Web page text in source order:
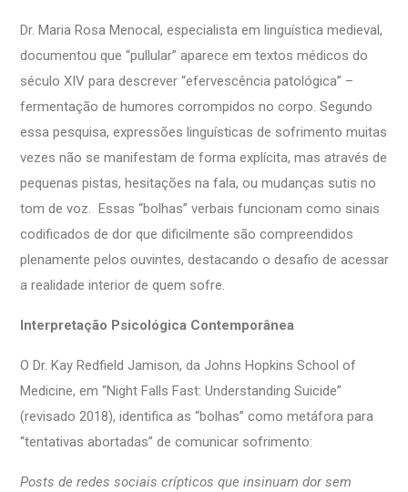
Dr. Maria Rosa Menocal, especialista em linguística medieval,
documentou que “pullular” aparece em textos médicos do
século XIV para descrever “efervescência patológica” –
fermentação de humores corrompidos no corpo. Segundo
essa pesquisa, expressões linguísticas de sofrimento muitas
vezes não se manifestam de forma explícita, mas através de
pequenas pistas, hesitações na fala, ou mudanças sutis no
tom de voz. Essas “bolhas” verbais funcionam como sinais
codificados de dor que dificilmente são compreendidos
plenamente pelos ouvintes, destacando o desafio de acessar
a realidade interior de quem sofre.
Interpretação Psicológica Contemporânea
O Dr. Kay Redfield Jamison, da Johns Hopkins School of
Medicine, em “Night Falls Fast: Understanding Suicide”
(revisado 2018), identifica as “bolhas” como metáfora para
“tentativas abortadas” de comunicar sofrimento:
Posts de redes sociais crípticos que insinuam dor sem